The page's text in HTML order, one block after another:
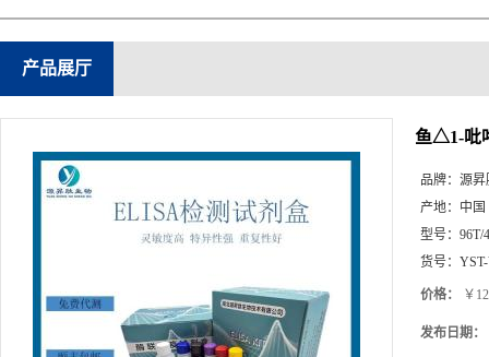
产品展厅
鱼△1-吡
品牌： 源昇
产地： 中国
型号： 96T/
货号：
价格： ￥
发布日期：